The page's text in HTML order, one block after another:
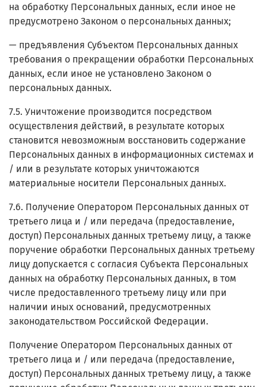
на обработку Персональных данных, если иное не
предусмотрено Законом о персональных данных;
— предъявления Субъектом Персональных данных
требования о прекращении обработки Персональных
данных, если иное не установлено Законом о
персональных данных.
7.5. Уничтожение производится посредством
осуществления действий, в результате которых
становится невозможным восстановить содержание
Персональных данных в информационных системах и
/ или в результате которых уничтожаются
материальные носители Персональных данных.
7.6. Получение Оператором Персональных данных от
третьего лица и / или передача (предоставление,
доступ) Персональных данных третьему лицу, а также
поручение обработки Персональных данных третьему
лицу допускается с согласия Субъекта Персональных
данных на обработку Персональных данных, в том
числе предоставленного третьему лицу или при
наличии иных оснований, предусмотренных
законодательством Российской Федерации.
Получение Оператором Персональных данных от
третьего лица и / или передача (предоставление,
доступ) Персональных данных третьему лицу, а также